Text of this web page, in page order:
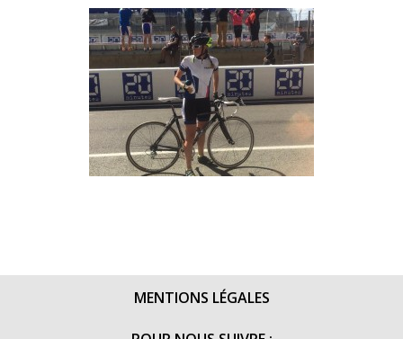
MENTIONS LÉGALES